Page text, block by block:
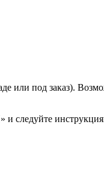
или под заказ).
и следуйте